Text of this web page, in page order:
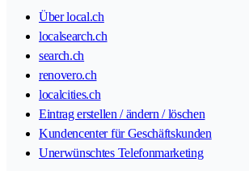
Über local.ch
localsearch.ch
search.ch
renovero.ch
localcities.ch
Eintrag erstellen / ändern / löschen
Kundencenter für Geschäftskunden
Unerwünschtes Telefonmarketing